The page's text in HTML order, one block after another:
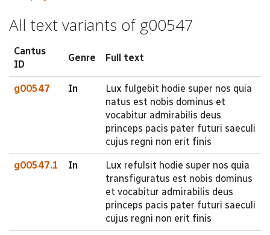
All text variants of g00547
Cantus
ID
Genre Full text
g00547 In
Lux fulgebit hodie super nos quia
natus est nobis dominus et
vocabitur admirabilis deus
princeps pacis pater futuri saeculi
cujus regni non erit finis
g00547.1 In
Lux refulsit hodie super nos quia
transfiguratus est nobis dominus
et vocabitur admirabilis deus
princeps pacis pater futuri saeculi
cujus regni non erit finis